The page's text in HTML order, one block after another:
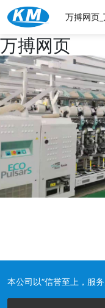
万搏网页
万搏网页_
本公司以“信誉至上，服